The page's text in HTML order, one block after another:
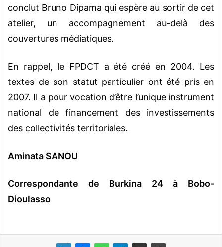
conclut Bruno Dipama qui espère au sortir de cet
atelier, un accompagnement au-delà des
couvertures médiatiques.
En rappel, le FPDCT a été créé en 2004. Les
textes de son statut particulier ont été pris en
2007. Il a pour vocation d’être l’unique instrument
national de financement des investissements
des collectivités territoriales.
Aminata SANOU
Correspondante de Burkina 24 à Bobo-
Dioulasso